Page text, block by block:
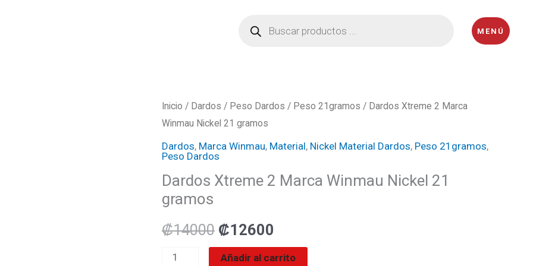
productos
MENÚ
Inicio / Dardos / Peso Dardos / Peso 21gramos / Dardos Xtreme 2 Marca
Winmau Nickel 21 gramos
Dardos, Marca Winmau, Material, Nickel Material Dardos, Peso 21gramos,
Peso Dardos
Dardos Xtreme 2 Marca Winmau Nickel 21
gramos
₡14000
El
precio
₡14000.
₡12600
El
precio
Dardos
Xtreme
2
Marca
Winmau
Nickel
gramos
cantidad
Añadir al carrito